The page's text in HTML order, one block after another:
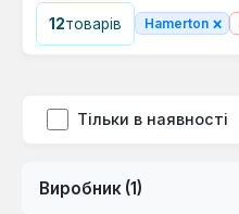
12товарів Hamerton ×
Тільки в наявності
Виробник (1)